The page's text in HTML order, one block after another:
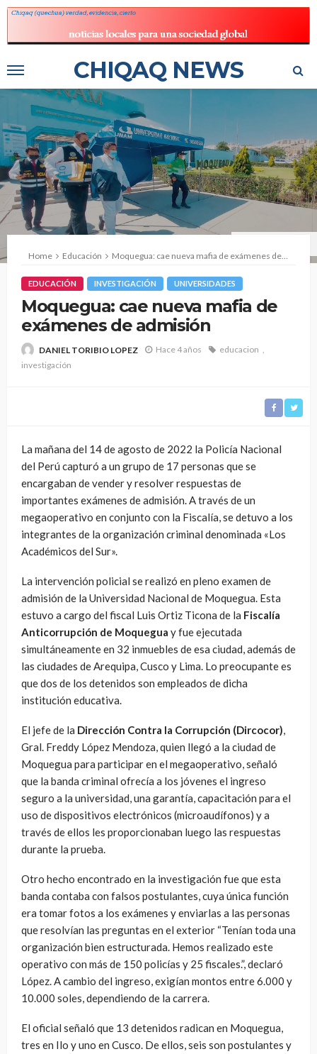
CHIQAQ NEWS
Home
Educación Moquegua: cae nueva mafia de exámenes de admisión
EDUCACIÓN INVESTIGACIÓN UNIVERSIDADES
Moquegua: cae nueva mafia de
exámenes de admisión
DANIEL TORIBIO LOPEZ Hace 4 años
educacion
investigación
La mañana del 14 de agosto de 2022 la Policía Nacional
del Perú capturó a un grupo de 17 personas que se
encargaban de vender y resolver respuestas de
importantes exámenes de admisión. A través de un
megaoperativo en conjunto con la Fiscalía, se detuvo a los
integrantes de la organización criminal denominada «Los
Académicos del Sur».
La intervención policial se realizó en pleno examen de
admisión de la Universidad Nacional de Moquegua. Esta
estuvo a cargo del fiscal Luis Ortiz Ticona de la Fiscalía
Anticorrupción de Moquegua y fue ejecutada
simultáneamente en 32 inmuebles de esa ciudad, además de
las ciudades de Arequipa, Cusco y Lima. Lo preocupante es
que dos de los detenidos son empleados de dicha
institución educativa.
El jefe de la Dirección Contra la Corrupción (Dircocor),
Gral. Freddy López Mendoza, quien llegó a la ciudad de
Moquegua para participar en el megaoperativo, señaló
que la banda criminal ofrecía a los jóvenes el ingreso
seguro a la universidad, una garantía, capacitación para el
uso de dispositivos electrónicos (microaudífonos) y a
través de ellos les proporcionaban luego las respuestas
durante la prueba.
Otro hecho encontrado en la investigación fue que esta
banda contaba con falsos postulantes, cuya única función
era tomar fotos a los exámenes y enviarlas a las personas
que resolvían las preguntas en el exterior “Tenían toda una
organización bien estructurada. Hemos realizado este
operativo con más de 150 policías y 25 fiscales.”, declaró
López. A cambio del ingreso, exigían montos entre 6.000 y
10.000 soles, dependiendo de la carrera.
El oficial señaló que 13 detenidos radican en Moquegua,
tres en Ilo y uno en Cusco. De ellos, seis son postulantes y